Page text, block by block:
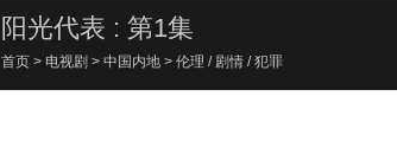
阳光代表 : 第1集
首页 > 电视剧 > 中国内地 > 伦理 / 剧情 / 犯罪